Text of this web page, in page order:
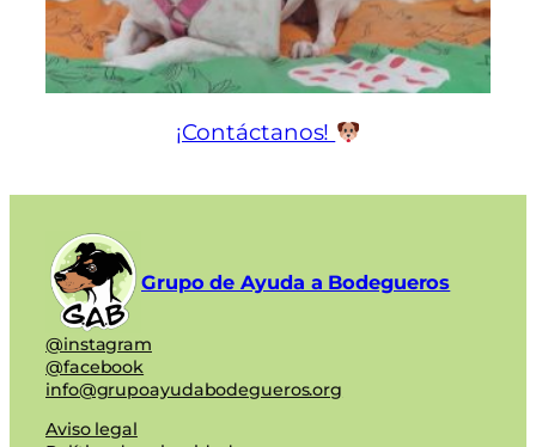
¡Contáctanos!
Grupo de Ayuda a Bodegueros
@instagram
@facebook
info@grupoayudabodegueros.org
Aviso legal